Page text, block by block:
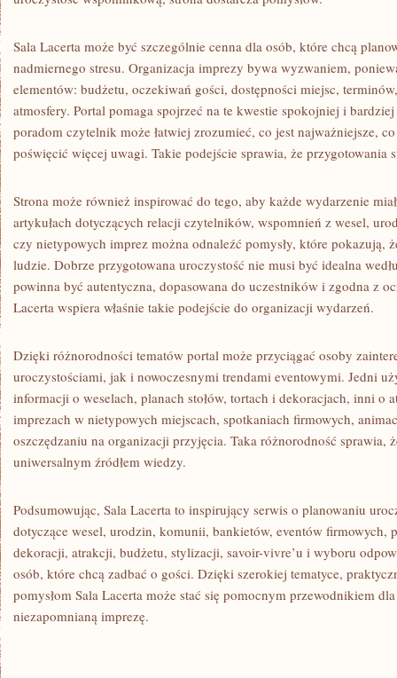
Sala Lacerta może być szczególnie cenna dla osób, które chcą
nadmiernego stresu. Organizacja imprezy bywa wyzwaniem,
elementów: budżetu, oczekiwań gości, dostępności miejsc,
atmosfery. Portal pomaga spojrzeć na te kwestie spokojniej i
poradom czytelnik może łatwiej zrozumieć, co jest najważniejsze,
poświęcić więcej uwagi. Takie podejście sprawia, że przygotowania
Strona może również inspirować do tego, aby każde wydarzenie
artykułach dotyczących relacji czytelników, wspomnień z wesel,
czy nietypowych imprez można odnaleźć pomysły, które pokazują,
ludzie. Dobrze przygotowana uroczystość nie musi być idealna
powinna być autentyczna, dopasowana do uczestników i zgodna z
Lacerta wspiera właśnie takie podejście do organizacji wydarzeń.
Dzięki różnorodności tematów portal może przyciągać osoby
uroczystościami, jak i nowoczesnymi trendami eventowymi. Jedni
informacji o weselach, planach stołów, tortach i dekoracjach, inni o
imprezach w nietypowych miejscach, spotkaniach firmowych,
oszczędzaniu na organizacji przyjęcia. Taka różnorodność sprawia,
uniwersalnym źródłem wiedzy.
Podsumowując, Sala Lacerta to inspirujący serwis o planowaniu
dotyczące wesel, urodzin, komunii, bankietów, eventów firmowych,
dekoracji, atrakcji, budżetu, stylizacji, savoir-vivre’u i wyboru
osób, które chcą zadbać o gości. Dzięki szerokiej tematyce,
pomysłom Sala Lacerta może stać się pomocnym przewodnikiem
niezapomnianą imprezę.